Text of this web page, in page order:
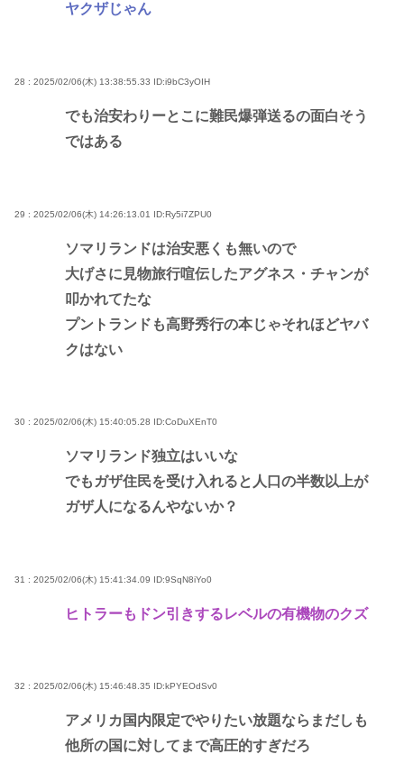
ヤクザじゃん
28 : 2025/02/06(木) 13:38:55.33 ID:i9bC3yOIH
でも治安わりーとこに難民爆弾送るの面白そう
ではある
29 : 2025/02/06(木) 14:26:13.01 ID:Ry5i7ZPU0
ソマリランドは治安悪くも無いので
大げさに見物旅行喧伝したアグネス・チャンが
叩かれてたな
プントランドも高野秀行の本じゃそれほどヤバ
クはない
30 : 2025/02/06(木) 15:40:05.28 ID:CoDuXEnT0
ソマリランド独立はいいな
でもガザ住民を受け入れると人口の半数以上が
ガザ人になるんやないか？
31 : 2025/02/06(木) 15:41:34.09 ID:9SqN8iYo0
ヒトラーもドン引きするレベルの有機物のクズ
32 : 2025/02/06(木) 15:46:48.35 ID:kPYEOdSv0
アメリカ国内限定でやりたい放題ならまだしも
他所の国に対してまで高圧的すぎだろ